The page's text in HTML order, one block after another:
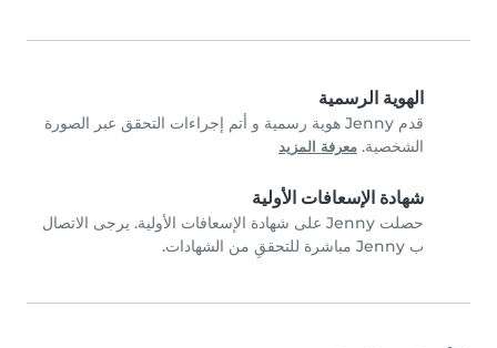
الهوية الرسمية
قدم Jenny هوية رسمية و أتم إجراءات التحقق عبر الصورة
الشخصية. معرفة المزيد
شهادة الإسعافات الأولية
حصلت Jenny على شهادة الإسعافات الأولية. يرجى الاتصال
ب Jenny مباشرة للتحققِ من الشهادات.